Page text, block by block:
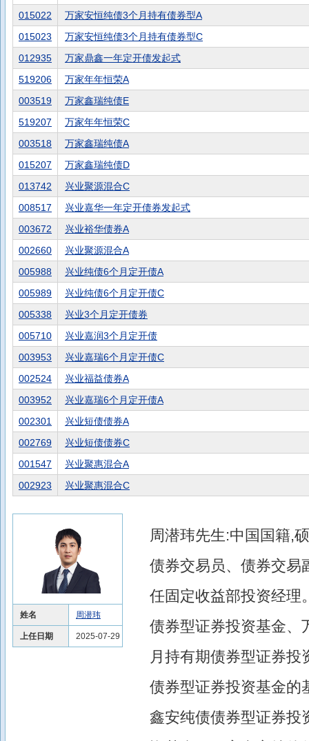
015022
万家安恒纯债3个月持有债券型A
015023
万家安恒纯债3个月持有债券型C
012935
万家鼎鑫一年定开债发起式
519206
万家年年恒荣A
003519
万家鑫瑞纯债E
519207
万家年年恒荣C
003518
万家鑫瑞纯债A
015207
万家鑫瑞纯债D
013742
兴业聚源混合C
008517
兴业嘉华一年定开债券发起式
003672
兴业裕华债券A
002660
兴业聚源混合A
005988
兴业纯债6个月定开债A
005989
兴业纯债6个月定开债C
005338
兴业3个月定开债券
005710
兴业嘉润3个月定开债
003953
兴业嘉瑞6个月定开债C
002524
兴业福益债券A
003952
兴业嘉瑞6个月定开债A
002301
兴业短债债券A
002769
兴业短债债券C
001547
兴业聚惠混合A
002923
兴业聚惠混合C
姓名 周潜玮
上任日期 2025-07-29
周潜玮先生:中国国籍,
债券交易员、债券交易
任固定收益部投资经理
债券型证券投资基金、
月持有期债券型证券
债券型证券投资基金的
鑫安纯债债券型证券投